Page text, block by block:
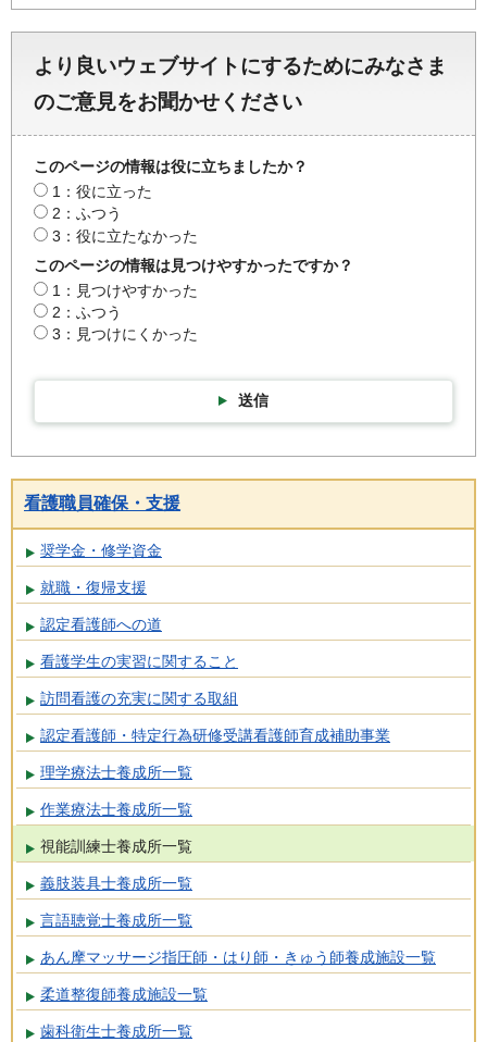
より良いウェブサイトにするためにみなさま
のご意見をお聞かせください
このページの情報は役に立ちましたか？
1：役に立った
2：ふつう
3：役に立たなかった
このページの情報は見つけやすかったですか？
1：見つけやすかった
2：ふつう
3：見つけにくかった
送信
看護職員確保・支援
奨学金・修学資金
就職・復帰支援
認定看護師への道
看護学生の実習に関すること
訪問看護の充実に関する取組
認定看護師・特定行為研修受講看護師育成補助事業
理学療法士養成所一覧
作業療法士養成所一覧
視能訓練士養成所一覧
義肢装具士養成所一覧
言語聴覚士養成所一覧
あん摩マッサージ指圧師・はり師・きゅう師養成施設一覧
柔道整復師養成施設一覧
歯科衛生士養成所一覧